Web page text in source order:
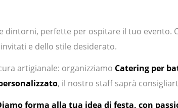
dintorni, perfette per ospitare il tuo evento.
e dello stile desiderato.
artigianale: organizziamo Catering per
, il nostro staff saprà
forma alla tua idea di festa, con